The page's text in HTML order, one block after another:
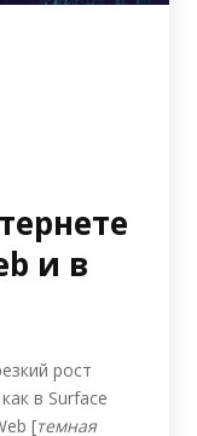
и в
рост
в Surface
[темная